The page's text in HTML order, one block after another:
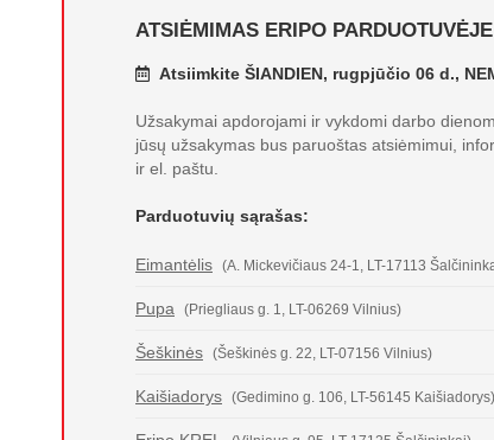
ATSIĖMIMAS ERIPO PARDUOTUVĖJE
Atsiimkite ŠIANDIEN, rugpjūčio 06 d.,
Užsakymai apdorojami ir vykdomi darbo
jūsų užsakymas bus paruoštas atsiėmimui,
ir el. paštu.
Parduotuvių sąrašas:
Eimantėlis (A. Mickevičiaus 24-1, LT-17113
Pupa (Priegliaus g. 1, LT-06269 Vilnius)
Šeškinės (Šeškinės g. 22, LT-07156 Vilnius)
Kaišiadorys (Gedimino g. 106, LT-56145 Kaišiadorys)